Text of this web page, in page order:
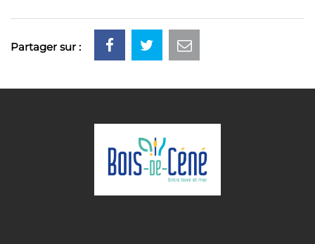
Partager sur :